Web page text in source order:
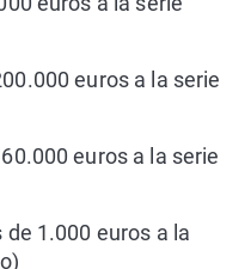
euros a la serie
euros a la serie
1.000 euros a la